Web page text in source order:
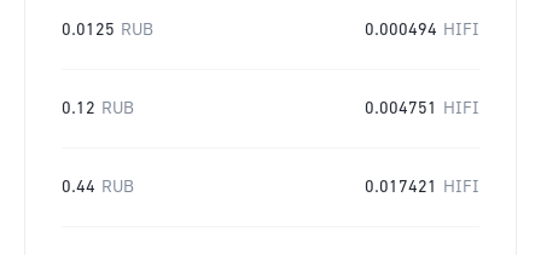
0.0125 RUB 0.000494 HIFI
0.12 RUB 0.004751 HIFI
0.44 RUB 0.017421 HIFI